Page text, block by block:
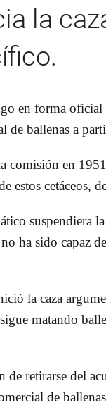
la
en forma
de ballenas a
comisión en
estos cetáceos,
suspendiera
ha sido capaz
la caza
matando
de retirarse del
de